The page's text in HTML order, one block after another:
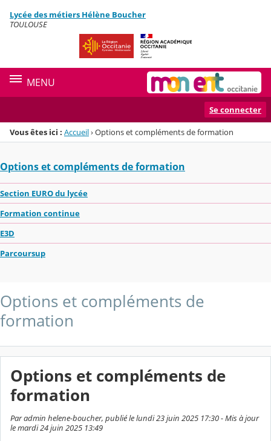
Menu de la rubrique
Contenu
Lycée des métiers Hélène Boucher
TOULOUSE
MENU
Se connecter
Vous êtes ici : Accueil›Options et compléments de formation
Options et compléments de formation
Section EURO du lycée
Formation continue
E3D
Parcoursup
Options et compléments de
formation
Options et compléments de
formation
Par admin helene-boucher, publié le lundi 23 juin 2025 17:30 - Mis à jour
le mardi 24 juin 2025 13:49